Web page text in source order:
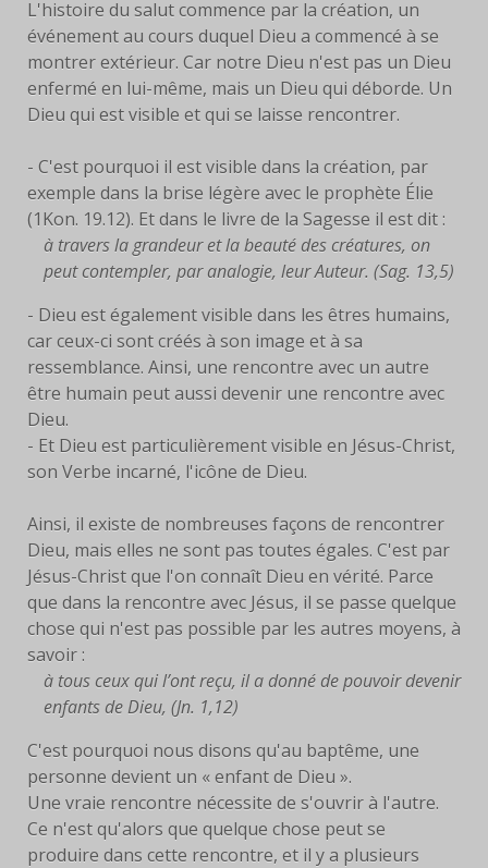
FACEBOOK
SERVANTES
PRIÈRE À EYMARD
NEUVAINE
PRIÈRE AVEC MARIE
PRIÈRE POUR LE DON DE
SOI
PRIÈRE POUR VOCATIONS
HISTOIRE
LIVRES
EUCHARISTIE
BLOG
PHOTOS
PHOTOS
ANCIENNES PHOTOS
CONTACT
L'histoire du salut commence par la création, un
événement au cours duquel Dieu a commencé à se
montrer extérieur. Car notre Dieu n'est pas un Dieu
enfermé en lui-même, mais un Dieu qui déborde. Un
Dieu qui est visible et qui se laisse rencontrer.
- C'est pourquoi il est visible dans la création, par
exemple dans la brise légère avec le prophète Élie
(1Kon. 19.12). Et dans le livre de la Sagesse il est dit :
à travers la grandeur et la beauté des créatures, on
peut contempler, par analogie, leur Auteur. (Sag. 13,5)
- Dieu est également visible dans les êtres humains,
car ceux-ci sont créés à son image et à sa
ressemblance. Ainsi, une rencontre avec un autre
être humain peut aussi devenir une rencontre avec
Dieu.
- Et Dieu est particulièrement visible en Jésus-Christ,
son Verbe incarné, l'icône de Dieu.
Ainsi, il existe de nombreuses façons de rencontrer
Dieu, mais elles ne sont pas toutes égales. C'est par
Jésus-Christ que l'on connaît Dieu en vérité. Parce
que dans la rencontre avec Jésus, il se passe quelque
chose qui n'est pas possible par les autres moyens, à
savoir :
à tous ceux qui l’ont reçu, il a donné de pouvoir devenir
enfants de Dieu, (Jn. 1,12)
C'est pourquoi nous disons qu'au baptême, une
personne devient un « enfant de Dieu ».
Une vraie rencontre nécessite de s'ouvrir à l'autre.
Ce n'est qu'alors que quelque chose peut se
produire dans cette rencontre, et il y a plusieurs